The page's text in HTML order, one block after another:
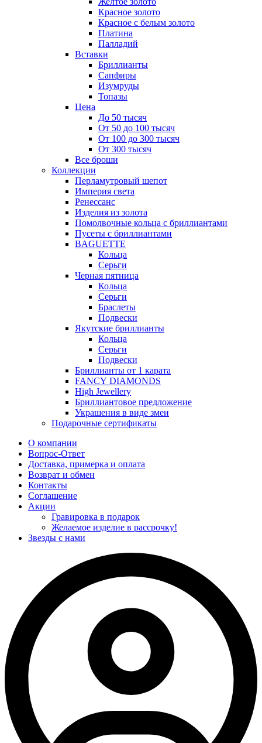
Красное золото
Красное с белым золото
Платина
Палладий
Вставки
Бриллианты
Сапфиры
Изумруды
Топазы
Цена
До 50 тысяч
От 50 до 100 тысяч
От 100 до 300 тысяч
От 300 тысяч
Все броши
Коллекции
Перламутровый шепот
Империя света
Ренессанс
Изделия из золота
Помолвочные кольца с бриллиантами
Пусеты с бриллиантами
BAGUETTE
Кольца
Серьги
Черная пятница
Кольца
Серьги
Браслеты
Подвески
Якутские бриллианты
Кольца
Серьги
Подвески
Бриллианты от 1 карата
FANCY DIAMONDS
High Jewellery
Бриллиантовое предложение
Украшения в виде змеи
Подарочные сертификаты
О компании
Вопрос-Ответ
Доставка, примерка и оплата
Возврат и обмен
Контакты
Соглашение
Акции
Гравировка в подарок
Желаемое изделие в рассрочку!
Звезды с нами